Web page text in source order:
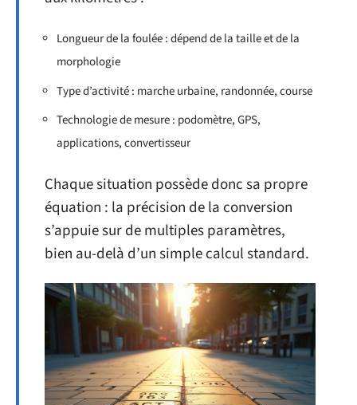
Longueur de la foulée : dépend de la taille et de la
morphologie
Type d’activité : marche urbaine, randonnée, course
Technologie de mesure : podomètre, GPS,
applications, convertisseur
Chaque situation possède donc sa propre
équation : la précision de la conversion
s’appuie sur de multiples paramètres,
bien au-delà d’un simple calcul standard.